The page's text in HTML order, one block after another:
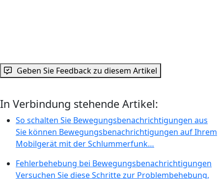
Geben Sie Feedback zu diesem Artikel
In Verbindung stehende Artikel:
So schalten Sie Bewegungsbenachrichtigungen aus
Sie können Bewegungsbenachrichtigungen auf Ihrem
Mobilgerät mit der Schlummerfunk…
Fehlerbehebung bei Bewegungsbenachrichtigungen
Versuchen Sie diese Schritte zur Problembehebung,